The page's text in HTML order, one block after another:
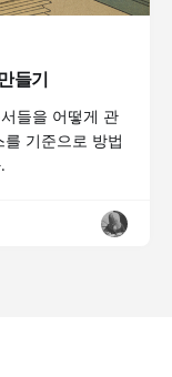
들기
들을 어떻게 관
기준으로 방법